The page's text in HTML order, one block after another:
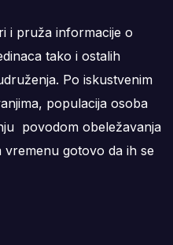
i pruža informacije o
tako i ostalih
Po iskustvenim
populacija osoba
povodom obeležavanja
gotovo da ih se